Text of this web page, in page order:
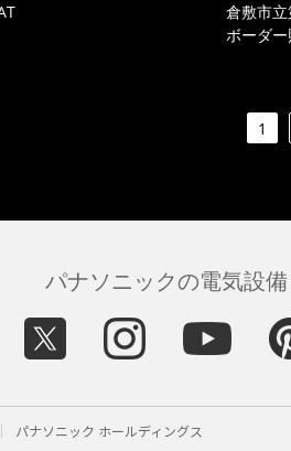
倉敷市
ボーダー
1
パナソニックの電気設
パナソニック ホールディングス